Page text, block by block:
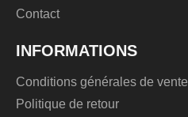
Contact
INFORMATIONS
Conditions générales de vente
Politique de retour